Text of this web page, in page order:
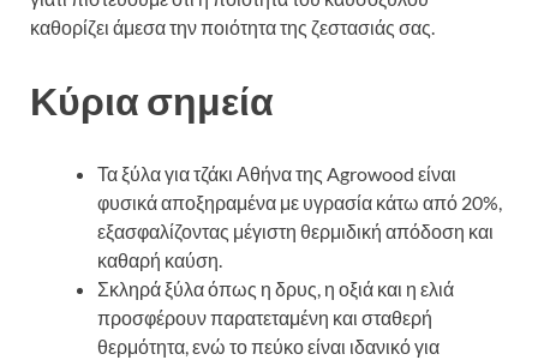
καθορίζει άμεσα την ποιότητα της ζεστασιάς σας.
Κύρια σημεία
Τα ξύλα για τζάκι Αθήνα της Agrowood είναι
φυσικά αποξηραμένα με υγρασία κάτω από 20%,
εξασφαλίζοντας μέγιστη θερμιδική απόδοση και
καθαρή καύση.
Σκληρά ξύλα όπως η δρυς, η οξιά και η ελιά
προσφέρουν παρατεταμένη και σταθερή
θερμότητα, ενώ το πεύκο είναι ιδανικό για